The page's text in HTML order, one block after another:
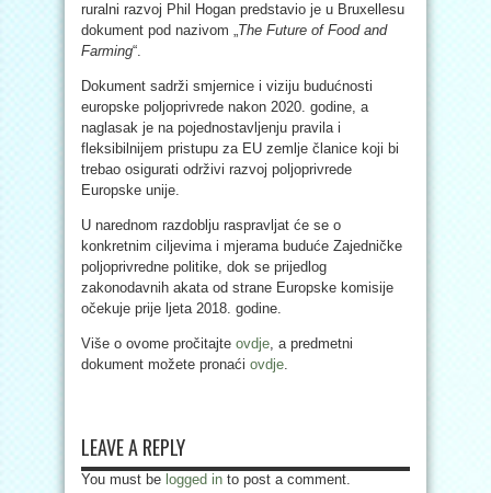
ruralni razvoj Phil Hogan predstavio je u Bruxellesu
dokument pod nazivom „The Future of Food and
Farming“.
Dokument sadrži smjernice i viziju budućnosti
europske poljoprivrede nakon 2020. godine, a
naglasak je na pojednostavljenju pravila i
fleksibilnijem pristupu za EU zemlje članice koji bi
trebao osigurati održivi razvoj poljoprivrede
Europske unije.
U narednom razdoblju raspravljat će se o
konkretnim ciljevima i mjerama buduće Zajedničke
poljoprivredne politike, dok se prijedlog
zakonodavnih akata od strane Europske komisije
očekuje prije ljeta 2018. godine.
Više o ovome pročitajte ovdje, a predmetni
dokument možete pronaći ovdje.
LEAVE A REPLY
You must be logged in to post a comment.